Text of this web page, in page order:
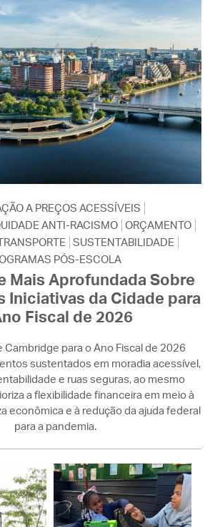
A PREÇOS ACESSÍVEIS
ANTI-RACISMO ORÇAMENTO
SUSTENTABILIDADE
PÓS-ESCOLA
Mais Aprofundada Sobre
Iniciativas da Cidade para
Fiscal de 2026
Cambridge para o Ano Fiscal de 2026
sustentados em moradia acessível,
e ruas seguras, ao mesmo
a flexibilidade financeira em meio à
econômica e à redução da ajuda federal
para a pandemia.